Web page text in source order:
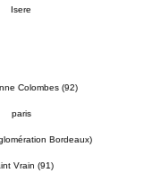
Isere
Colombes (92)
paris
Bordeaux)
Vrain (91)